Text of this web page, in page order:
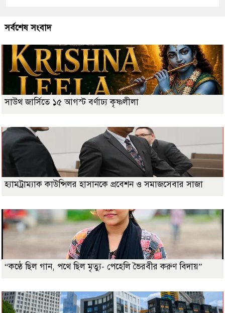
সর্বশেষ সংবাদ
সাউথ জার্সিতে ১৫ আগস্ট বর্ণাঢ্য কৃষ্ণলীলা
হ্যামট্রাম্যাক কাউন্সিলর হাসানকে প্রবেশন ও সমাজসেবার সাজা
“কণ্ঠে ছিল গান, পথে ছিল মৃত্যু- পেহেলি ভৈরবীর করুণ বিদায়”